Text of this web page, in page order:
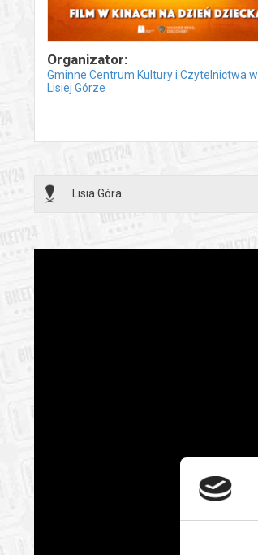
Organizator:
Gminne Centrum Kultury i Czytelnictwa w
Lisiej Górze
Lisia Góra